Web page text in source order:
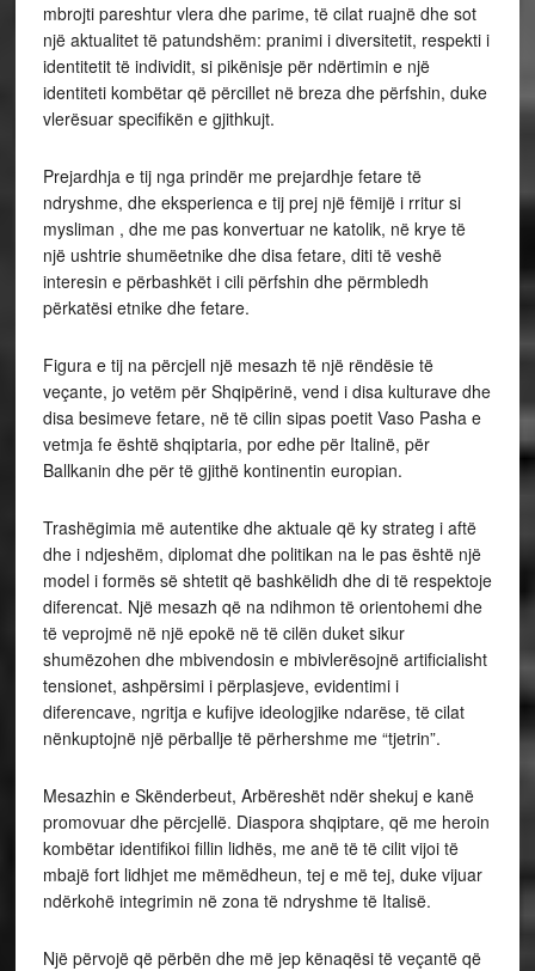
mbrojti pareshtur vlera dhe parime, të cilat ruajnë dhe sot
një aktualitet të patundshëm: pranimi i diversitetit, respekti i
identitetit të individit, si pikënisje për ndërtimin e një
identiteti kombëtar që përcillet në breza dhe përfshin, duke
vlerësuar specifikën e gjithkujt.
Prejardhja e tij nga prindër me prejardhje fetare të
ndryshme, dhe eksperienca e tij prej një fëmijë i rritur si
mysliman , dhe me pas konvertuar ne katolik, në krye të
një ushtrie shumëetnike dhe disa fetare, diti të veshë
interesin e përbashkët i cili përfshin dhe përmbledh
përkatësi etnike dhe fetare.
Figura e tij na përcjell një mesazh të një rëndësie të
veçante, jo vetëm për Shqipërinë, vend i disa kulturave dhe
disa besimeve fetare, në të cilin sipas poetit Vaso Pasha e
vetmja fe është shqiptaria, por edhe për Italinë, për
Ballkanin dhe për të gjithë kontinentin europian.
Trashëgimia më autentike dhe aktuale që ky strateg i aftë
dhe i ndjeshëm, diplomat dhe politikan na le pas është një
model i formës së shtetit që bashkëlidh dhe di të respektoje
diferencat. Një mesazh që na ndihmon të orientohemi dhe
të veprojmë në një epokë në të cilën duket sikur
shumëzohen dhe mbivendosin e mbivlerësojnë artificialisht
tensionet, ashpërsimi i përplasjeve, evidentimi i
diferencave, ngritja e kufijve ideologjike ndarëse, të cilat
nënkuptojnë një përballje të përhershme me “tjetrin”.
Mesazhin e Skënderbeut, Arbëreshët ndër shekuj e kanë
promovuar dhe përcjellë. Diaspora shqiptare, që me heroin
kombëtar identifikoi fillin lidhës, me anë të të cilit vijoi të
mbajë fort lidhjet me mëmëdheun, tej e më tej, duke vijuar
ndërkohë integrimin në zona të ndryshme të Italisë.
Një përvojë që përbën dhe më jep kënaqësi të veçantë që